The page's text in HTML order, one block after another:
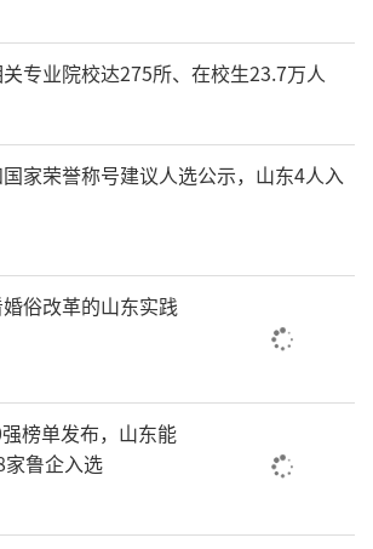
专业院校达275所、在校生23.7万人
家荣誉称号建议人选公示，山东4人入
俗改革的山东实践
榜单发布，山东能
鲁企入选